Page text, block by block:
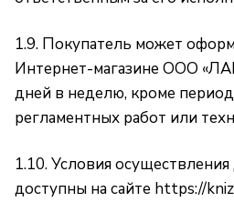
1.9. Покупатель может
Интернет-магазине ООО
дней в неделю, кроме
регламентных работ или
1.10. Условия
доступны на сайте https://